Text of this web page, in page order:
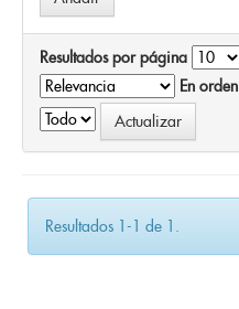
Resultados por página
En orden
Resultados 1-1 de 1.